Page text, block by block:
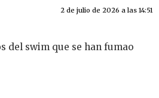
2 de julio de 2026 a las 14:51
del swim que se han fumao